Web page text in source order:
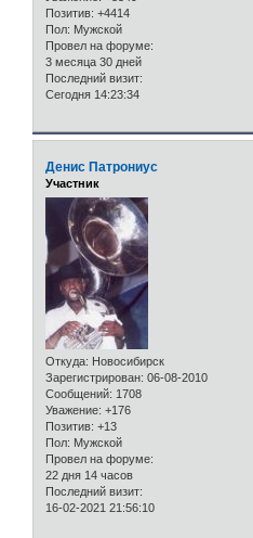
Позитив: +4414
Пол: Мужской
Провел на форуме:
3 месяца 30 дней
Последний визит:
Сегодня 14:23:34
Денис Патрониус
Участник
Откуда: Новосибирск
Зарегистрирован: 06-08-2010
Сообщений: 1708
Уважение: +176
Позитив: +13
Пол: Мужской
Провел на форуме:
22 дня 14 часов
Последний визит:
16-02-2021 21:56:10